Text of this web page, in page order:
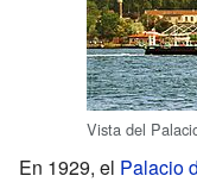
Vista del
En 1929, el Palacio